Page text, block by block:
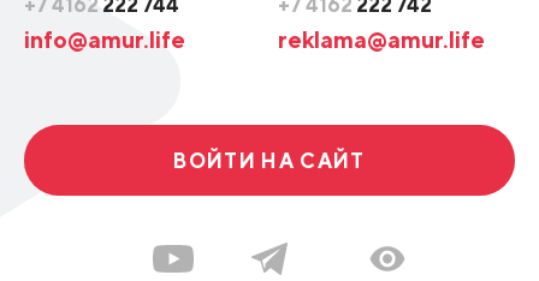
+7 4162 222 744
info@amur.life
+7 4162 222 742
reklama@amur.life
ВОЙТИ НА САЙТ